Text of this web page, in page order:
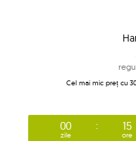
Cel mai mic preț cu
00
zile
15
ore